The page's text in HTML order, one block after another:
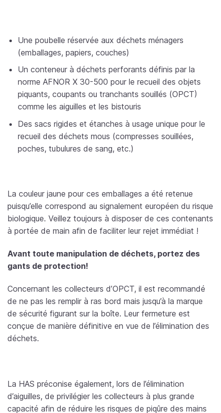
Une poubelle réservée aux déchets ménagers
(emballages, papiers, couches)
Un conteneur à déchets perforants définis par la
norme AFNOR X 30-500 pour le recueil des objets
piquants, coupants ou tranchants souillés (OPCT)
comme les aiguilles et les bistouris
Des sacs rigides et étanches à usage unique pour le
recueil des déchets mous (compresses souillées,
poches, tubulures de sang, etc.)
La couleur jaune pour ces emballages a été retenue
puisqu’elle correspond au signalement européen du risque
biologique. Veillez toujours à disposer de ces contenants
à portée de main afin de faciliter leur rejet immédiat !
Avant toute manipulation de déchets, portez des
gants de protection!
Concernant les collecteurs d’OPCT, il est recommandé
de ne pas les remplir à ras bord mais jusqu’à la marque
de sécurité figurant sur la boîte. Leur fermeture est
conçue de manière définitive en vue de l’élimination des
déchets.
La HAS préconise également, lors de l’élimination
d’aiguilles, de privilégier les collecteurs à plus grande
capacité afin de réduire les risques de piqûre des mains